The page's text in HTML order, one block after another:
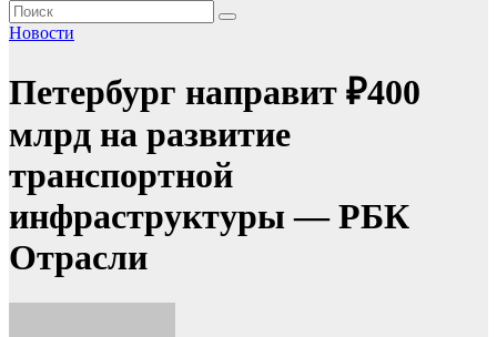
Новости
Петербург направит ₽400
млрд на развитие
транспортной
инфраструктуры — РБК
Отрасли